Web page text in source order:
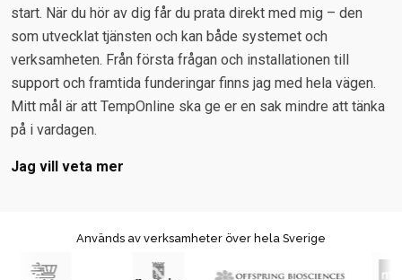
start. När du hör av dig får du prata direkt med mig – den
som utvecklat tjänsten och kan både systemet och
verksamheten. Från första frågan och installationen till
support och framtida funderingar finns jag med hela vägen.
Mitt mål är att TempOnline ska ge er en sak mindre att tänka
på i vardagen.
Jag vill veta mer
Används av verksamheter över hela Sverige